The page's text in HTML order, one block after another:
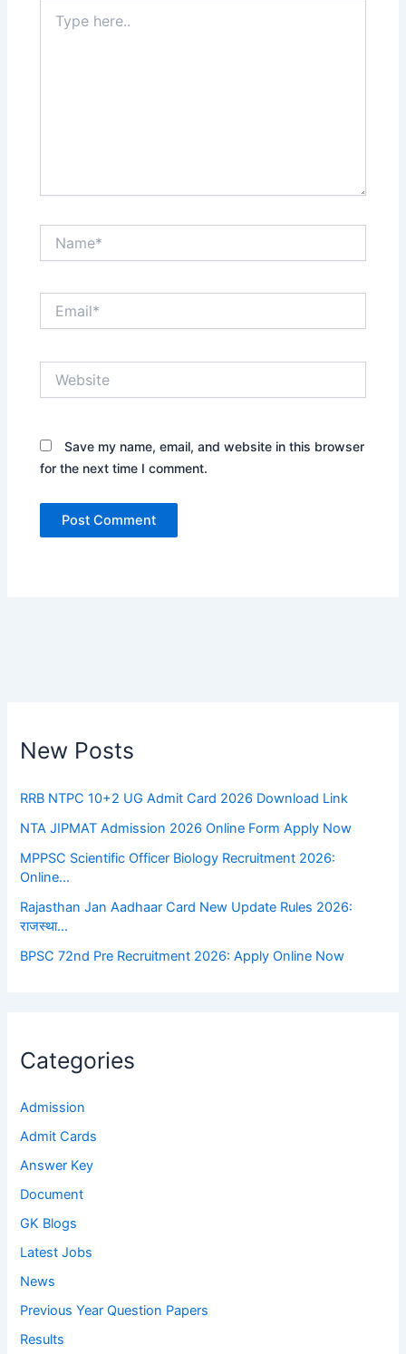
here..
Save my name, email, and website in this browser
for the next time I comment.
New Posts
RRB NTPC 10+2 UG Admit Card 2026 Download Link
NTA JIPMAT Admission 2026 Online Form Apply Now
MPPSC Scientific Officer Biology Recruitment 2026:
Online…
Rajasthan Jan Aadhaar Card New Update Rules 2026:
राजस्था…
BPSC 72nd Pre Recruitment 2026: Apply Online Now
Categories
Admission
Admit Cards
Answer Key
Document
GK Blogs
Latest Jobs
News
Previous Year Question Papers
Results